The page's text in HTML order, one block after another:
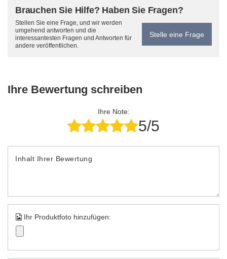
Brauchen Sie Hilfe? Haben Sie Fragen?
Stellen Sie eine Frage, und wir werden
umgehend antworten und die
interessantesten Fragen und Antworten für
andere veröffentlichen.
Stelle eine Frage
Ihre Bewertung schreiben
Ihre Note:
5/5
Inhalt Ihrer Bewertung
Ihr Produktfoto hinzufügen: